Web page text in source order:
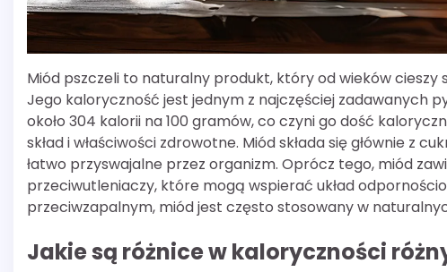
Miód pszczeli to naturalny produkt, który od wieków cieszy
Jego kaloryczność jest jednym z najczęściej zadawanych
około 304 kalorii na 100 gramów, co czyni go dość
skład i właściwości zdrowotne. Miód składa się głównie z
łatwo przyswajalne przez organizm. Oprócz tego, miód
przeciwutleniaczy, które mogą wspierać układ
przeciwzapalnym, miód jest często stosowany w
Jakie są różnice w kaloryczności